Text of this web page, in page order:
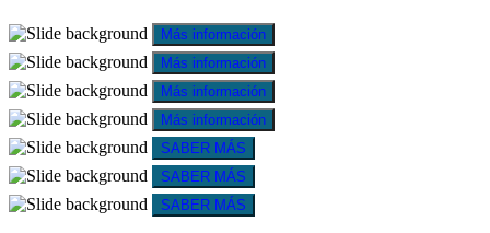
Más información
Más información
Más información
Más información
SABER MÁS
SABER MÁS
SABER MÁS